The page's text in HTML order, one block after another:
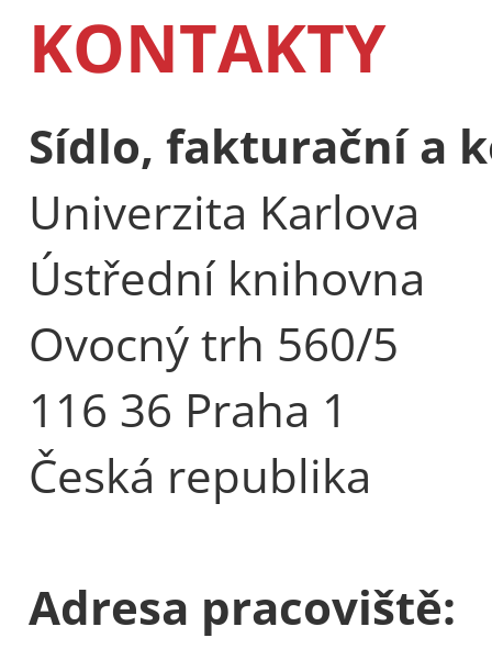
KONTAKTY
Sídlo, fakturační a
Univerzita Karlova
Ústřední knihovna
Ovocný trh 560/5
116 36 Praha 1
Česká republika
Adresa pracoviště: